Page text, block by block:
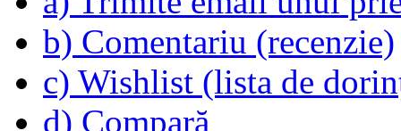
b) Comentariu (recenzie)
c) Wishlist (lista de
d) Compară